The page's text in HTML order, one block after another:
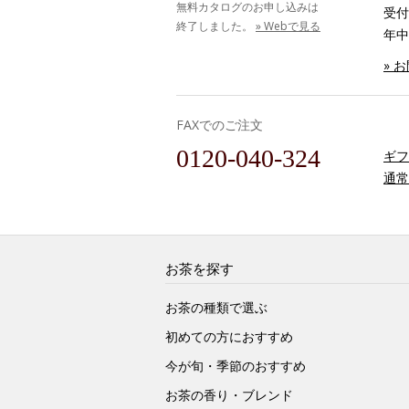
無料カタログのお申し込みは
終了しました。 » Webで見る
受
年
»
FAXでのご注文
0120-040-324
ギ
通
お茶を探す
お茶の種類で選ぶ
初めての方におすすめ
今が旬・季節のおすすめ
お茶の香り・ブレンド